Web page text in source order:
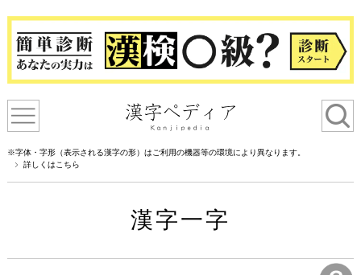
※字体・字形（表示される漢字の形）はご利用の機器等の環境により異なります。
詳しくはこちら
漢字一字